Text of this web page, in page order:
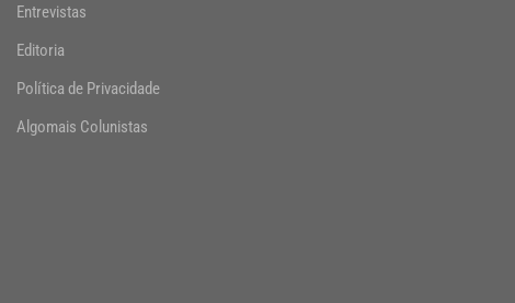
Entrevistas
Editoria
Política de Privacidade
Algomais Colunistas